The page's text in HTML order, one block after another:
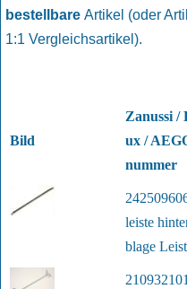
bestellbare Artikel (oder
1:1 Vergleichsartikel).
Bild
Zanussi /
ux /
nummer
leiste
blage